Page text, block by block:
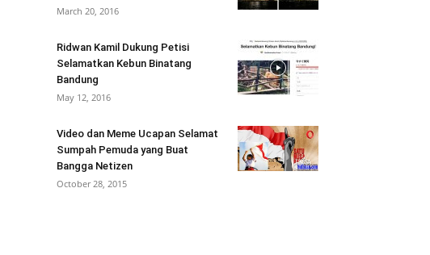
March 20, 2016
Ridwan Kamil Dukung Petisi
Selamatkan Kebun Binatang
Bandung
May 12, 2016
Video dan Meme Ucapan Selamat
Sumpah Pemuda yang Buat
Bangga Netizen
October 28, 2015